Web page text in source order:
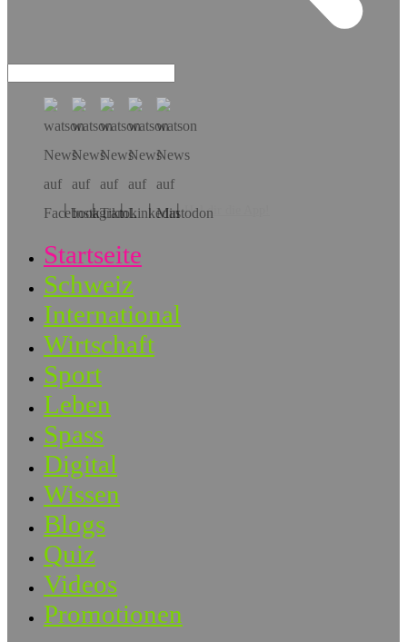
Hol dir die App!
Startseite
Schweiz
International
Wirtschaft
Sport
Leben
Spass
Digital
Wissen
Blogs
Quiz
Videos
Promotionen